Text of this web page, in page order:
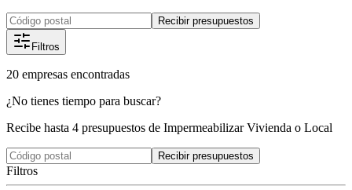
Recibir presupuestos
Filtros
20 empresas encontradas
¿No tienes tiempo para buscar?
Recibe hasta 4 presupuestos de Impermeabilizar Vivienda o Local
Recibir presupuestos
Filtros